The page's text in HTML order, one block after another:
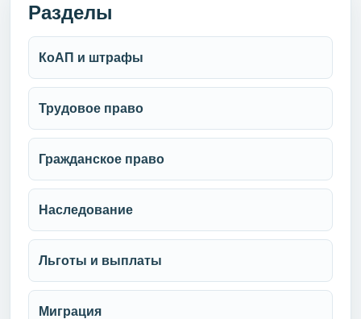
Разделы
КоАП и штрафы
Трудовое право
Гражданское право
Наследование
Льготы и выплаты
Миграция